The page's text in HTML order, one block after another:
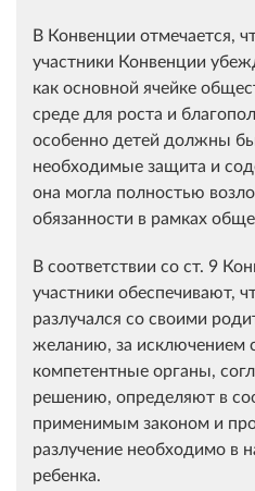
В Конвенции отмечается,
участники Конвенции
как основной ячейке
среде для роста и
особенно детей должны
необходимые защита и
она могла полностью
обязанности в рамках
В соответствии со ст. 9
участники обеспечивают,
разлучался со своими
желанию, за исключением
компетентные органы,
решению, определяют в
применимым законом и
разлучение необходимо в
ребенка.